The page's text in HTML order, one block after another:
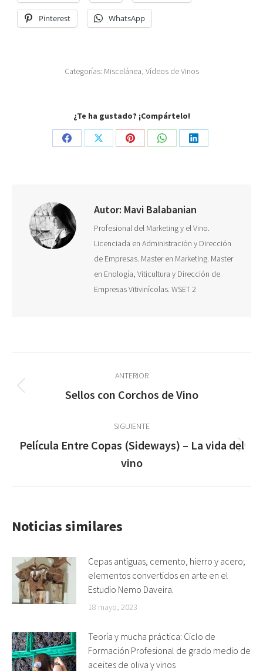
Pinterest WhatsApp
Categorías: Miscelánea, Vídeos de Vinos
¿Te ha gustado? ¡Compártelo!
Share
Share
Share
Share
Share
Autor: Mavi Balabanian
Profesional del Marketing y el Vino.
Licenciada en Administración y Dirección
de Empresas. Master en Marketing. Master
en Enología, Viticultura y Dirección de
Empresas Vitivinícolas. WSET 2
entre
ANTERIOR
Publicación
Sellos con Corchos de Vino
SIGUIENTE
Publicación
siguiente:
Película Entre Copas (Sideways) – La vida del
vino
Noticias similares
Cepas antiguas, cemento, hierro y acero;
elementos convertidos en arte en el
Estudio Nemo Daveira.
18 mayo, 2023
Teoría y mucha práctica: Ciclo de
Formación Profesional de grado medio de
aceites de oliva y vinos